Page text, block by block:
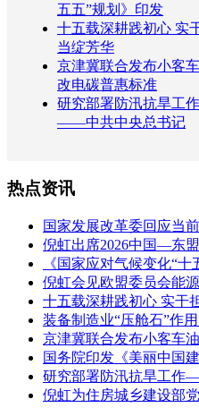
五五”规划》印发
十五载深耕践初心 实
当绽芳华
京津冀联合发布小客
改电碳普惠标准
研究部署防汛抗旱工作
——中共中央总书记
热点资讯
国家发展改革委回应当
倪虹出席2026中国—东
《国家应对气候变化“
倪虹会见欧盟委员会能
十五载深耕践初心 实干
装备制造业“压舱石”作
京津冀联合发布小客车
国务院印发《美丽中国
研究部署防汛抗旱工作
倪虹为住房城乡建设部